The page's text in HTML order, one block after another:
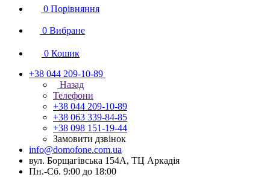
0 Порівняння
0 Вибране
0 Кошик
+38 044 209-10-89
Назад
Телефони
+38 044 209-10-89
+38 063 339-84-85
+38 098 151-19-44
Замовити дзвінок
info@domofone.com.ua
вул. Борщагівська 154А, ТЦ Аркадія
Пн.-Сб. 9:00 до 18:00